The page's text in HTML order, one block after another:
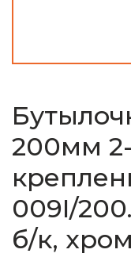
200мм
009I/
б/к, хром